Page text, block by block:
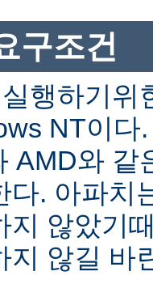
구조건
행하기위
NT이다
AMD와 같
다. 아파치
지 않았기
지 않길 바